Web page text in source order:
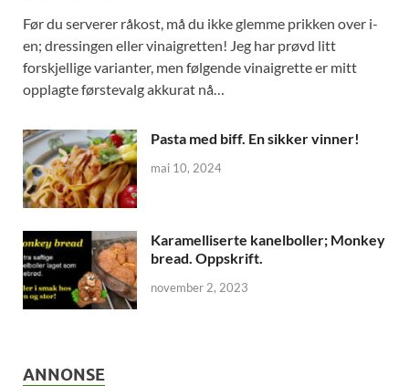
Før du serverer råkost, må du ikke glemme prikken over i-
en; dressingen eller vinaigretten! Jeg har prøvd litt
forskjellige varianter, men følgende vinaigrette er mitt
opplagte førstevalg akkurat nå…
Pasta med biff. En sikker vinner!
mai 10, 2024
Karamelliserte kanelboller; Monkey
bread. Oppskrift.
november 2, 2023
ANNONSE